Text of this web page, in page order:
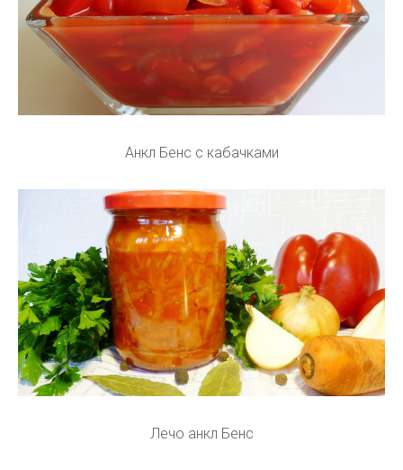
Анкл Бенс с кабачками
Лечо анкл Бенс